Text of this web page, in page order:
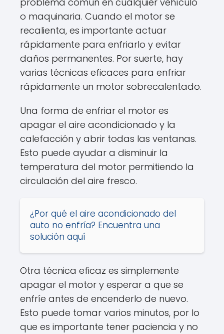
o maquinaria. Cuando el motor se
recalienta, es importante actuar
rápidamente para enfriarlo y evitar
daños permanentes. Por suerte, hay
varias técnicas eficaces para enfriar
rápidamente un motor sobrecalentado.
Una forma de enfriar el motor es
apagar el aire acondicionado y la
calefacción y abrir todas las ventanas.
Esto puede ayudar a disminuir la
temperatura del motor permitiendo la
circulación del aire fresco.
¿Por qué el aire acondicionado del
auto no enfría? Encuentra una
solución aquí
Otra técnica eficaz es simplemente
apagar el motor y esperar a que se
enfríe antes de encenderlo de nuevo.
Esto puede tomar varios minutos, por lo
que es importante tener paciencia y no